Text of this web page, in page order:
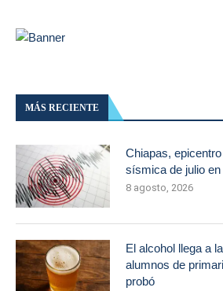
MÁS RECIENTE
Chiapas,
sísmica de julio
8 agosto, 2026
El alcohol llega a
alumnos de
probó